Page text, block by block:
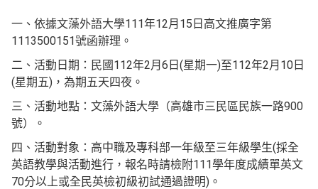
一、依據文藻外語大學111年12月15日高文推廣字第
1113500151號函辦理。
二、活動日期：民國112年2月6日(星期一)至112年2月10日
(星期五)，為期五天四夜。
三、活動地點：文藻外語大學（高雄市三民區民族一路900
號）。
四、活動對象：高中職及專科部一年級至三年級學生(採全
英語教學與活動進行，報名時請檢附111學年度成績單英文
70分以上或全民英檢初級初試通過證明)。